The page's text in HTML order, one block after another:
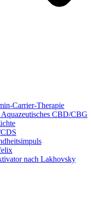
Carrier-Therapie
CBD/CBG
nach Lakhovsky